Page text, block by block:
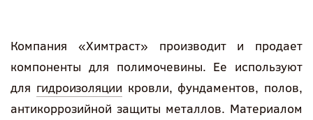
Компания «Химтраст» производит и продает
компоненты для полимочевины. Ее используют
для гидроизоляции кровли, фундаментов, полов,
антикоррозийной защиты металлов. Материалом